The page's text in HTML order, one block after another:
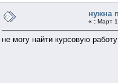
нужна
« : Март
не могу найти курсовую